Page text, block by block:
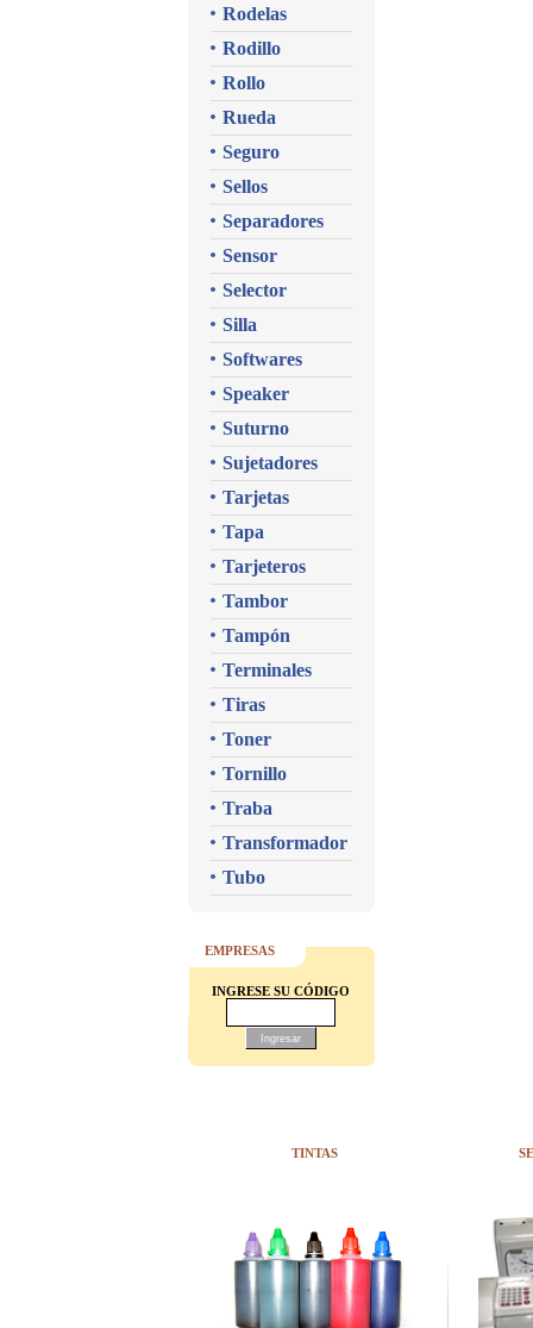
Rodelas
Rodillo
Rollo
Rueda
Seguro
Sellos
Separadores
Sensor
Selector
Silla
Softwares
Speaker
Suturno
Sujetadores
Tarjetas
Tapa
Tarjeteros
Tambor
Tampón
Terminales
Tiras
Toner
Tornillo
Traba
Transformador
Tubo
EMPRESAS
INGRESE SU CÓDIGO
TINTAS